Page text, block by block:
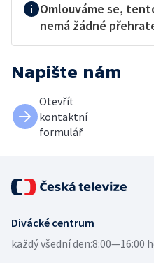
Omlouváme se,
nemá žádné
Napište nám
Otevřít
kontaktní
formulář
Divácké centrum
každý všední den:8:00—16:00